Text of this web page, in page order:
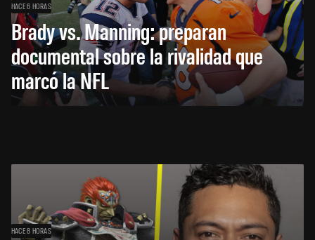
HACE 6 HORAS
Brady vs. Manning: preparan
documental sobre la rivalidad que
marcó la NFL
HACE 8 HORAS